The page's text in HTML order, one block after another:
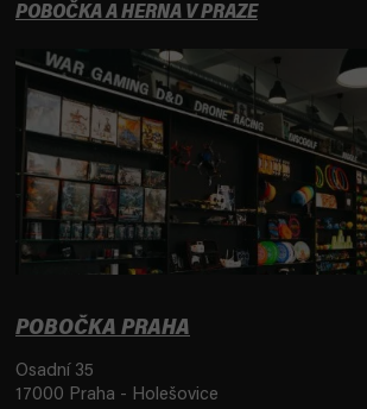
POBOČKA A HERNA V PRAZE
POBOČKA PRAHA
Osadní 35
17000 Praha - Holešovice